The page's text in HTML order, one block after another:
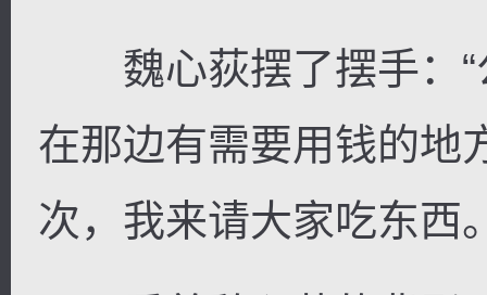
魏心荻摆了摆手：“
在那边有需要用钱的地
次，我来请大家吃东西